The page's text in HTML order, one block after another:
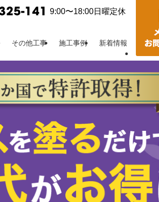
9:00〜18:00日曜定休
その他工事 施工事例 新着情報